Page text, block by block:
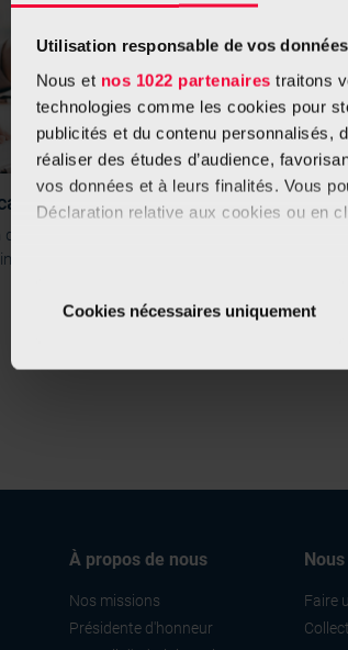
Utilisation responsable de vos données
Nous et nos 1022 partenaires traitons
technologies comme les cookies pour
publicités et du contenu personnalisés,
réaliser des études d’audience,
vos données et à leurs finalités. Vous
Déclaration relative aux cookies ou en
Identifier votre appareil en
Cookies nécessaires uniquement
de la prostate
de cancer de la prostate,
discutera de vos...
de
À propos de nous
Nos missions
Présidente d'honneur
Faire